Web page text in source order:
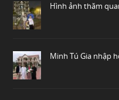
Hình ảnh thăm
Minh Tú Gia nhập